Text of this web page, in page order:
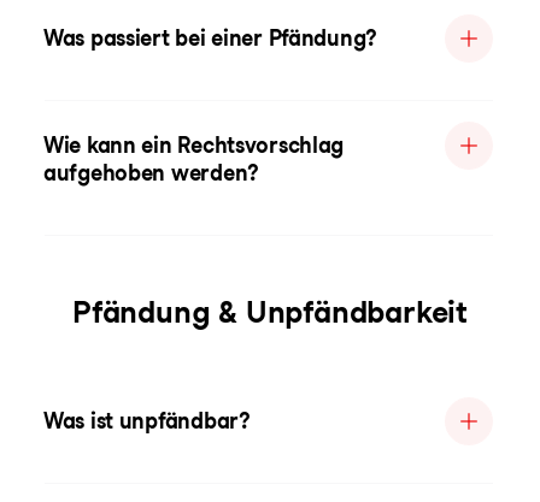
Was passiert bei einer Pfändung?
Wie kann ein Rechtsvorschlag
aufgehoben werden?
Pfändung & Unpfändbarkeit
Was ist unpfändbar?